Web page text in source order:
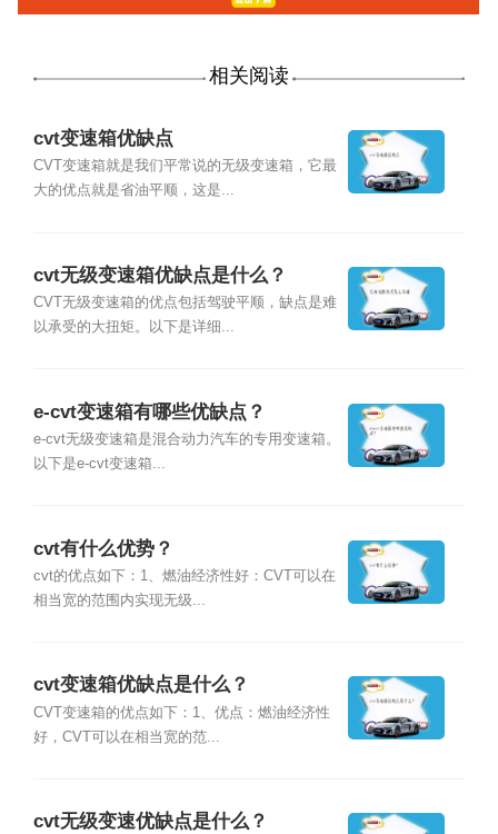
相关阅读
cvt变速箱优缺点
CVT变速箱就是我们平常说的无级变速箱，它最
大的优点就是省油平顺，这是...
cvt无级变速箱优缺点是什么？
CVT无级变速箱的优点包括驾驶平顺，缺点是难
以承受的大扭矩。以下是详细...
e-cvt变速箱有哪些优缺点？
e-cvt无级变速箱是混合动力汽车的专用变速箱。
以下是e-cvt变速箱...
cvt有什么优势？
cvt的优点如下：1、燃油经济性好：CVT可以在
相当宽的范围内实现无级...
cvt变速箱优缺点是什么？
CVT变速箱的优点如下：1、优点：燃油经济性
好，CVT可以在相当宽的范...
cvt无级变速优缺点是什么？